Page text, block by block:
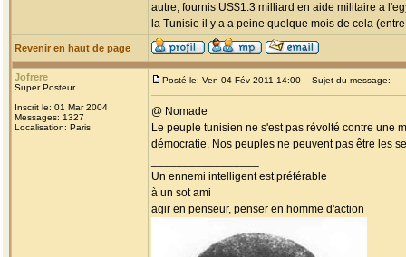
autre, fournis US$1.3 milliard en aide militaire a
la Tunisie il y a a peine quelque mois de cela
Revenir en haut de page
Jofrere
Super Posteur
Inscrit le: 01 Mar 2004
Messages: 1327
Localisation: Paris
Posté le: Ven 04 Fév 2011 14:00 Sujet du message:
@ Nomade
Le peuple tunisien ne s'est pas révolté contre une
démocratie. Nos peuples ne peuvent pas être les
Un ennemi intelligent est préférable
à un sot ami
agir en penseur, penser en homme d'action